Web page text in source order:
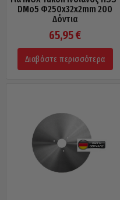
DMo5 Φ250x32x2mm 200
Δόντια
65,95€
Διαβάστε περισσότερα